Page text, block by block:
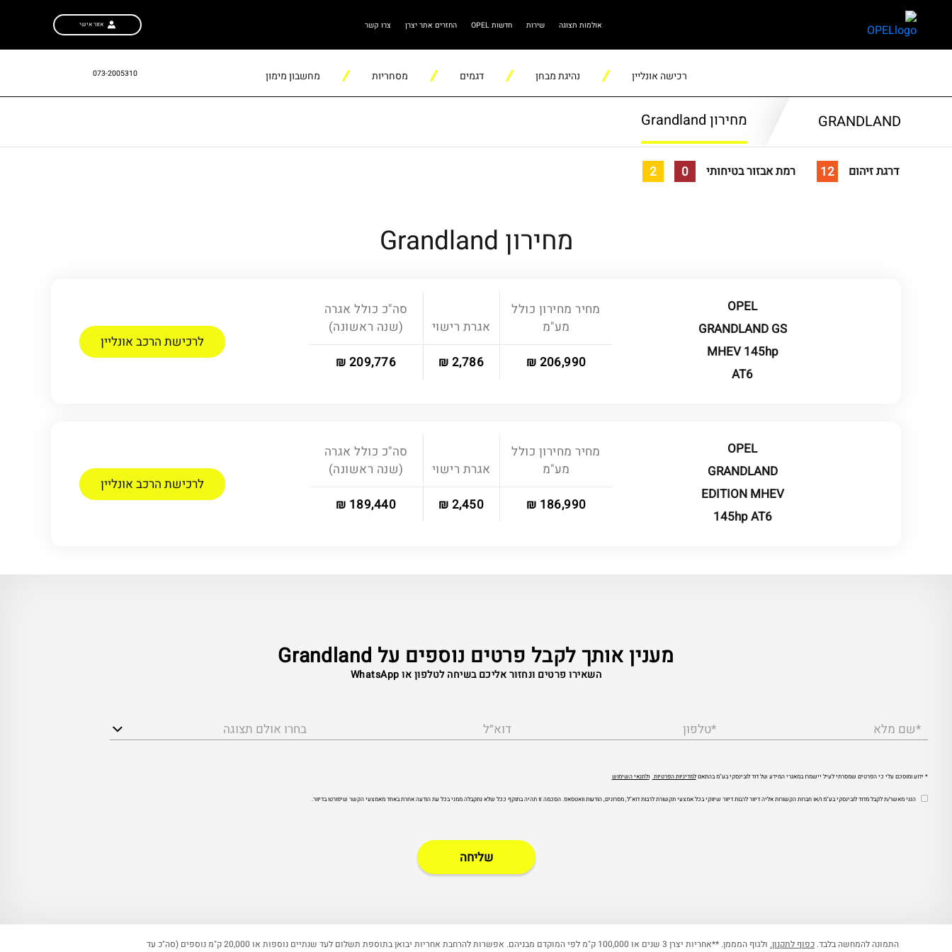
אולמות תצוגה שירות חדשות OPEL החזרים אתר יצרן צרו קשר אזור אישי
רכישה אונליין נהיגת מבחן דגמים מסחריות מחשבון מימון 073-2005310
GRANDLAND מחירון Grandland
דרגת זיהום 12 רמת אבזור בטיחותי 0
2
מחירון Grandland
OPEL
GRANDLAND GS
MHEV 145hp
AT6
מחיר מחירון כולל
מע"מ
אגרת רישוי
סה"כ כולל אגרה
(שנה ראשונה)
206,990 ₪
2,786 ₪
209,776 ₪
לרכישת הרכב אונליין
OPEL
GRANDLAND
EDITION MHEV
145hp AT6
מחיר מחירון כולל
מע"מ
אגרת רישוי
סה"כ כולל אגרה
(שנה ראשונה)
186,990 ₪
2,450 ₪
189,440 ₪
לרכישת הרכב אונליין
מענין אותך לקבל פרטים נוספים על Grandland
השאירו פרטים ונחזור אליכם בשיחה לטלפון או WhatsApp
*שם מלא *טלפון דוא״ל בחרו אולם תצוגה
* ידוע ומוסכם עלי כי הפרטים שמסרתי לעיל יישמרו במאגרי המידע של דוד לובינסקי בע"מ בהתאםלמדיניות הפרטיות ולתנאי השימוש
הנני מאשר/ת לקבל מדוד לובינסקי בע"מ ו/או חברות הקשורות אליה דיוור לרבות דיוור שיווקי בכל אמצעי תקשורת לרבות דוא"ל, מסרונים, הודעות וואטסאפ. הסכמה זו תהיה בתוקף ככל שלא נתקבלה ממני בכל עת הודעה אחרת באחד מאמצעי הקשר שיפורטו בדיוור.
התמונה להמחשה בלבד. כפוף לתקנון. ולגוף המממן. **אחריות יצרן 3 שנים או 100,000 ק"מ לפי המוקדם מבניהם. אפשרות להרחבת אחריות יבואן בתוספת תשלום לעד שנתיים נוספות או 20,000 ק"מ נוספים (סה"כ עד